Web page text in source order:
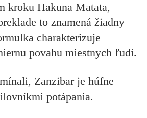
kroku Hakuna Matata,
to znamená žiadny
charakterizuje
povahu miestnych ľudí.
Zanzibar je húfne
potápania.